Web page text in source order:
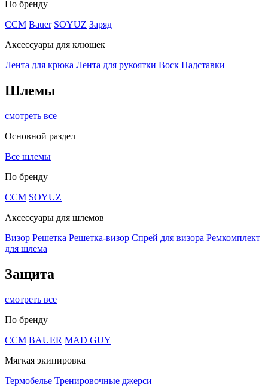
По бренду
CCM Bauer SOYUZ Заряд
Аксессуары для клюшек
Лента для крюка Лента для рукоятки Воск Надставки
Шлемы
смотреть все
Основной раздел
Все шлемы
По бренду
CCM SOYUZ
Аксессуары для шлемов
Визор Решетка Решетка-визор Спрей для визора Ремкомплект
для шлема
Защита
смотреть все
По бренду
CCM BAUER MAD GUY
Мягкая экипировка
Термобелье Тренировочные джерси